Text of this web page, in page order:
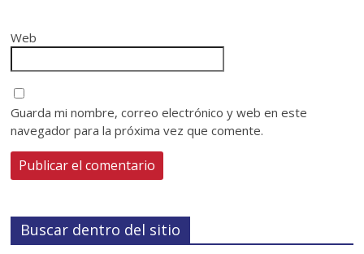
Web
Guarda mi nombre, correo electrónico y web en este
navegador para la próxima vez que comente.
Buscar dentro del sitio